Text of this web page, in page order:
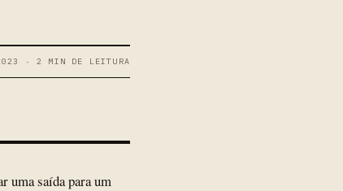
· 2 MIN DE LEITURA
uma saída para um